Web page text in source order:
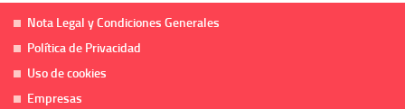
Nota Legal y Condiciones Generales
Política de Privacidad
Uso de cookies
Empresas